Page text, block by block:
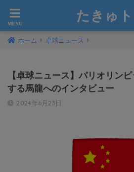
たきゅ
ホーム 卓球ニュース
【卓球ニュース】パリオリン
する馬龍へのインタビュー
2024年6月23日